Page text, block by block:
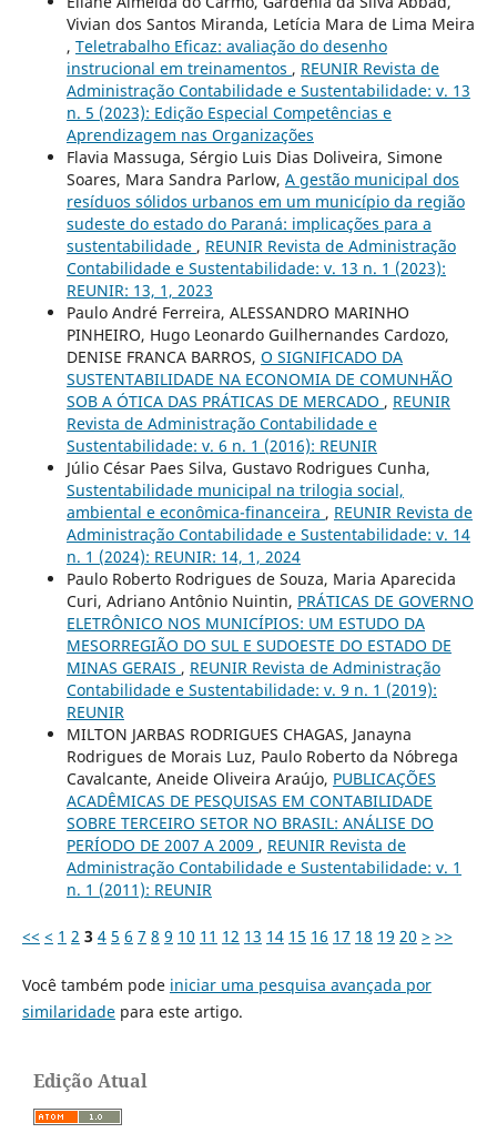
Vivian dos Santos Miranda, Letícia Mara de Lima Meira
, Teletrabalho Eficaz: avaliação do desenho
instrucional em treinamentos , REUNIR Revista de
Administração Contabilidade e Sustentabilidade: v. 13
n. 5 (2023): Edição Especial Competências e
Aprendizagem nas Organizações
Flavia Massuga, Sérgio Luis Dias Doliveira, Simone
Soares, Mara Sandra Parlow, A gestão municipal dos
resíduos sólidos urbanos em um município da região
sudeste do estado do Paraná: implicações para a
sustentabilidade , REUNIR Revista de Administração
Contabilidade e Sustentabilidade: v. 13 n. 1 (2023):
REUNIR: 13, 1, 2023
Paulo André Ferreira, ALESSANDRO MARINHO
PINHEIRO, Hugo Leonardo Guilhernandes Cardozo,
DENISE FRANCA BARROS, O SIGNIFICADO DA
SUSTENTABILIDADE NA ECONOMIA DE COMUNHÃO
SOB A ÓTICA DAS PRÁTICAS DE MERCADO , REUNIR
Revista de Administração Contabilidade e
Sustentabilidade: v. 6 n. 1 (2016): REUNIR
Júlio César Paes Silva, Gustavo Rodrigues Cunha,
Sustentabilidade municipal na trilogia social,
ambiental e econômica-financeira , REUNIR Revista de
Administração Contabilidade e Sustentabilidade: v. 14
n. 1 (2024): REUNIR: 14, 1, 2024
Paulo Roberto Rodrigues de Souza, Maria Aparecida
Curi, Adriano Antônio Nuintin, PRÁTICAS DE GOVERNO
ELETRÔNICO NOS MUNICÍPIOS: UM ESTUDO DA
MESORREGIÃO DO SUL E SUDOESTE DO ESTADO DE
MINAS GERAIS , REUNIR Revista de Administração
Contabilidade e Sustentabilidade: v. 9 n. 1 (2019):
REUNIR
MILTON JARBAS RODRIGUES CHAGAS, Janayna
Rodrigues de Morais Luz, Paulo Roberto da Nóbrega
Cavalcante, Aneide Oliveira Araújo, PUBLICAÇÕES
ACADÊMICAS DE PESQUISAS EM CONTABILIDADE
SOBRE TERCEIRO SETOR NO BRASIL: ANÁLISE DO
PERÍODO DE 2007 A 2009 , REUNIR Revista de
Administração Contabilidade e Sustentabilidade: v. 1
n. 1 (2011): REUNIR
<< < 1 2 3 4 5 6 7 8 9 10 11 12 13 14 15 16 17 18 19 20 > >>
Você também pode iniciar uma pesquisa avançada por
similaridadepara este artigo.
Edição Atual